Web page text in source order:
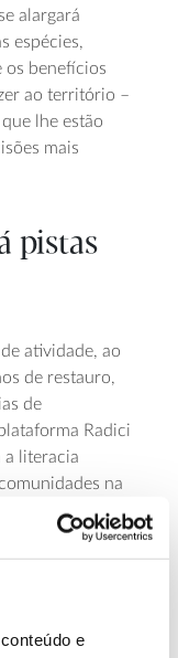
e
alargará
espécies,
os benefícios
ao território –
lhe estão
mais
pistas
atividade, ao
de restauro,
de
Radici
literacia
na
Restauro da
europeus a